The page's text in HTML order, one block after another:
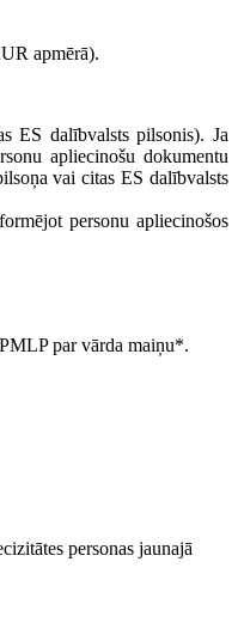
apmērā).
ES dalībvalsts pilsonis). Ja
apliecinošu dokumentu
vai citas ES dalībvalsts
personu apliecinošos
par vārda maiņu*.
personas jaunajā